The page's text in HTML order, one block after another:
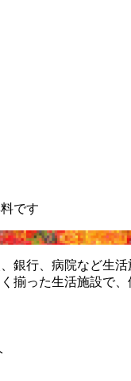
です
行、病院など生活
揃った生活施設で